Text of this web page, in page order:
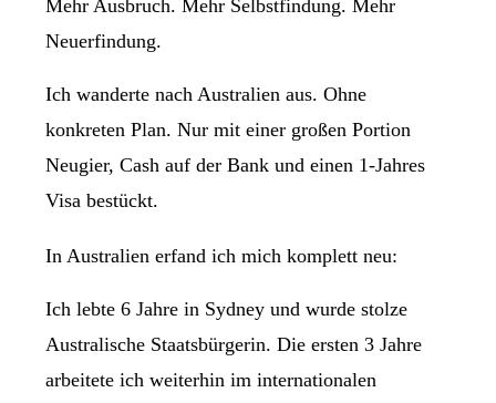
Mehr Ausbruch. Mehr Selbstfindung. Mehr
Neuerfindung.
Ich wanderte nach Australien aus. Ohne
konkreten Plan. Nur mit einer großen Portion
Neugier, Cash auf der Bank und einen 1-Jahres
Visa bestückt.
In Australien erfand ich mich komplett neu:
Ich lebte 6 Jahre in Sydney und wurde stolze
Australische Staatsbürgerin. Die ersten 3 Jahre
arbeitete ich weiterhin im internationalen